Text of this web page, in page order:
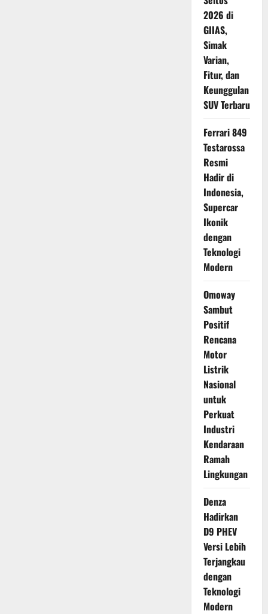
2026 di
GIIAS,
Simak
Varian,
Fitur, dan
Keunggulan
SUV Terbaru
Ferrari 849
Testarossa
Resmi
Hadir di
Indonesia,
Supercar
Ikonik
dengan
Teknologi
Modern
Omoway
Sambut
Positif
Rencana
Motor
Listrik
Nasional
untuk
Perkuat
Industri
Kendaraan
Ramah
Lingkungan
Denza
Hadirkan
D9 PHEV
Versi Lebih
Terjangkau
dengan
Teknologi
Modern